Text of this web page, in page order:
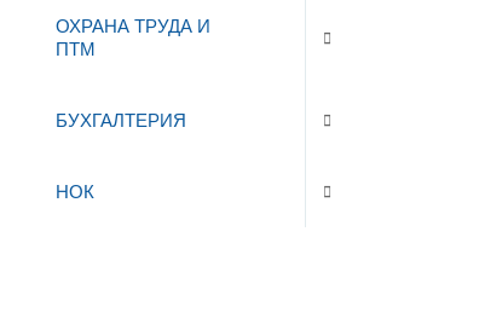
ОХРАНА ТРУДА И
ПТМ
БУХГАЛТЕРИЯ
НОК